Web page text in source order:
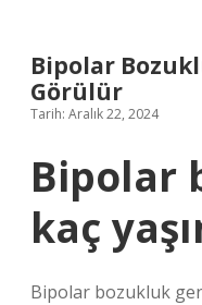
Bipolar
Görülür
Tarih: Aralık 22, 2024
Bipolar
kaç
Bipolar bozukluk